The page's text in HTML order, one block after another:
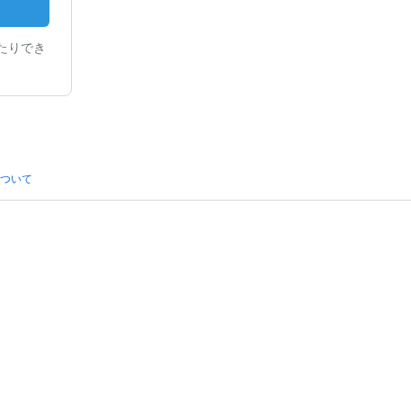
りでき
いて